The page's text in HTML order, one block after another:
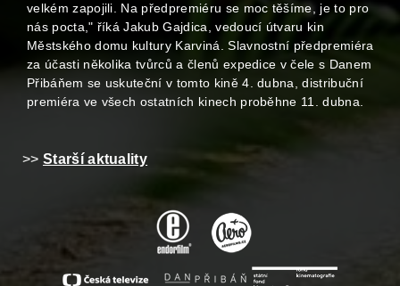
velkém zapojili. Na předpremiéru se moc těšíme, je to pro
nás pocta," říká Jakub Gajdica, vedoucí útvaru kin
Městského domu kultury Karviná. Slavnostní předpremiéra
za účasti několika tvůrců a členů expedice v čele s Danem
Přibáňem se uskuteční v tomto kině 4. dubna, distribuční
premiéra ve všech ostatních kinech proběhne 11. dubna.
>> Starší aktuality